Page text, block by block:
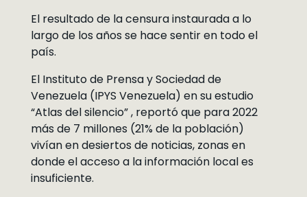
El resultado de la censura instaurada a lo
largo de los años se hace sentir en todo el
país.
El Instituto de Prensa y Sociedad de
Venezuela (IPYS Venezuela) en su estudio
“Atlas del silencio” , reportó que para 2022
más de 7 millones (21% de la población)
vivían en desiertos de noticias, zonas en
donde el acceso a la información local es
insuficiente.